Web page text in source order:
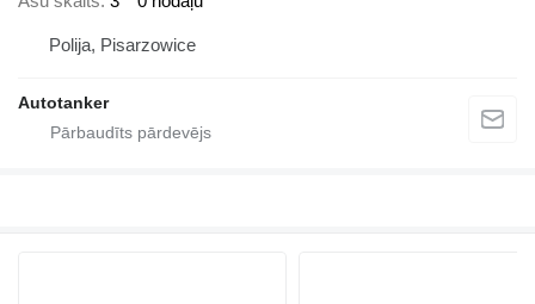
Polija, Pisarzowice
Autotanker